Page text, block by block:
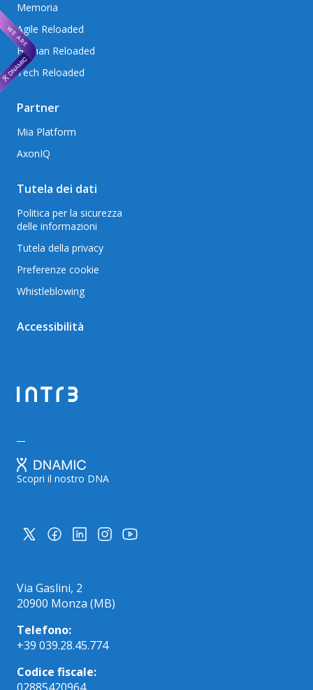
Memoria
Agile Reloaded
Human Reloaded
Tech Reloaded
Partner
Mia Platform
AxonIQ
Tutela dei dati
Politica per la sicurezza
delle informazioni
Tutela della privacy
Preferenze cookie
Whistleblowing
Accessibilità
Scopri il nostro DNA
Via Gaslini, 2
20900 Monza (MB)
Telefono:
+39 039.28.45.774
Codice fiscale: